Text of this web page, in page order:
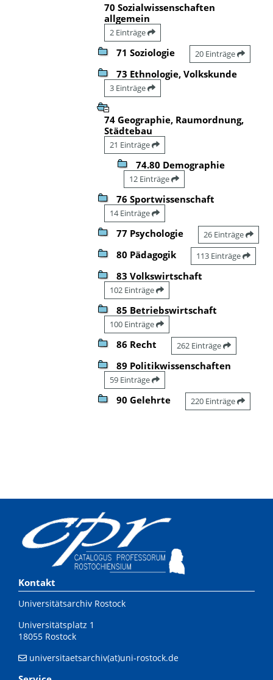
70 Sozialwissenschaften
allgemein
2 Einträge
71 Soziologie 20 Einträge
73 Ethnologie, Volkskunde
3 Einträge
74 Geographie, Raumordnung,
Städtebau
21 Einträge
74.80 Demographie
12 Einträge
76 Sportwissenschaft
14 Einträge
77 Psychologie 26 Einträge
80 Pädagogik 113 Einträge
83 Volkswirtschaft
102 Einträge
85 Betriebswirtschaft
100 Einträge
86 Recht 262 Einträge
89 Politikwissenschaften
59 Einträge
90 Gelehrte 220 Einträge
Kontakt
Universitätsarchiv Rostock
Universitätsplatz 1
18055 Rostock
universitaetsarchiv(at)uni-rostock.de